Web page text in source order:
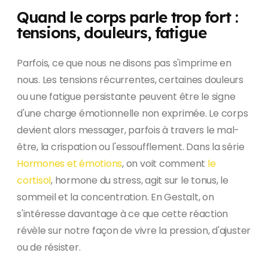
Quand le corps parle trop fort :
tensions, douleurs, fatigue
Parfois, ce que nous ne disons pas s'imprime en
nous. Les tensions récurrentes, certaines douleurs
ou une fatigue persistante peuvent être le signe
d'une charge émotionnelle non exprimée. Le corps
devient alors messager, parfois à travers le mal-
être, la crispation ou l'essoufflement. Dans la série
Hormones et émotions, on voit comment le
cortisol, hormone du stress, agit sur le tonus, le
sommeil et la concentration. En Gestalt, on
s'intéresse davantage à ce que cette réaction
révèle sur notre façon de vivre la pression, d'ajuster
ou de résister.